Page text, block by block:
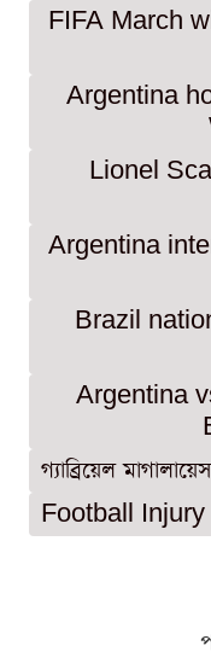
FIFA March
Argentina
Lionel
Argentina
Brazil
Argentina
গ্যাব্রিয়েল মাগালায়েস
Football